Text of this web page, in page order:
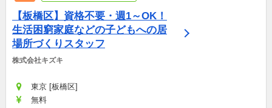
【板橋区】資格不要・週1～OK！
生活困窮家庭などの子どもへの居
場所づくりスタッフ
株式会社キズキ
東京 [板橋区]
無料